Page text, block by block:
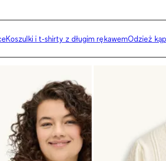
Koszulki i t-shirty z długim rękawemOdzież